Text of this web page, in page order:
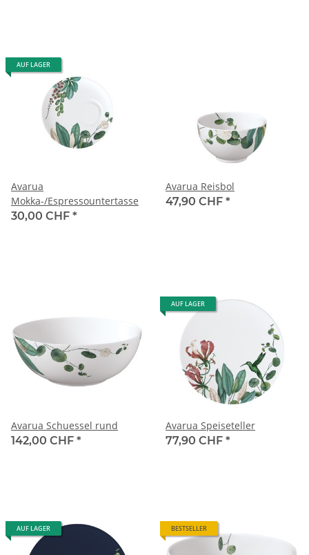
AUF LAGER
Avarua
Mokka-/Espressountertasse
30,00 CHF *
Avarua Reisbol
47,90 CHF *
Avarua Schuessel rund
142,00 CHF *
AUF LAGER
Avarua Speiseteller
77,90 CHF *
AUF LAGER BESTSELLER